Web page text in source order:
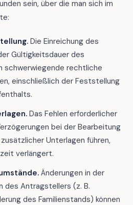
sein, über die man sich im
Die Einreichung des
Gültigkeitsdauer des
schwerwiegende rechtliche
einschließlich der Feststellung
Das Fehlen erforderlicher
bei der Bearbeitung
Unterlagen führen,
verlängert.
Änderungen in der
des Antragstellers (z. B.
des Familienstands) können